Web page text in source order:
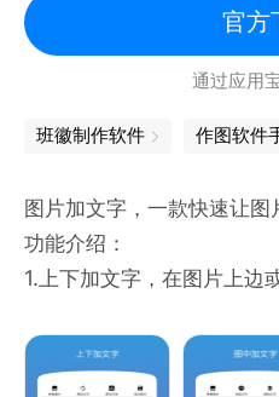
【去水印】
采用智能AI擦除技术，可快
印、杂物及多余内容，支
【智能AI抠图】
支持人物、动物、商品、图
键完成发丝级抠图，并可
像、证件照、商品图、宣传
官方
通过应用
班徽制作软件
图片加文字，一款快速让图
功能介绍：
1.上下加文字，在图片上边
2.图中加文字，文字自动换
3.文字图片，将文字保存纯